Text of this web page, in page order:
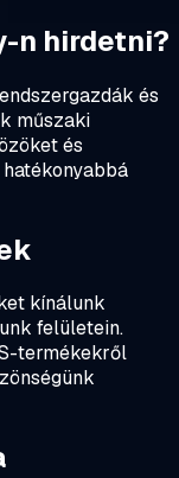
n hirdetni?
és
műszaki
és
kínálunk
felületein.
termékekről